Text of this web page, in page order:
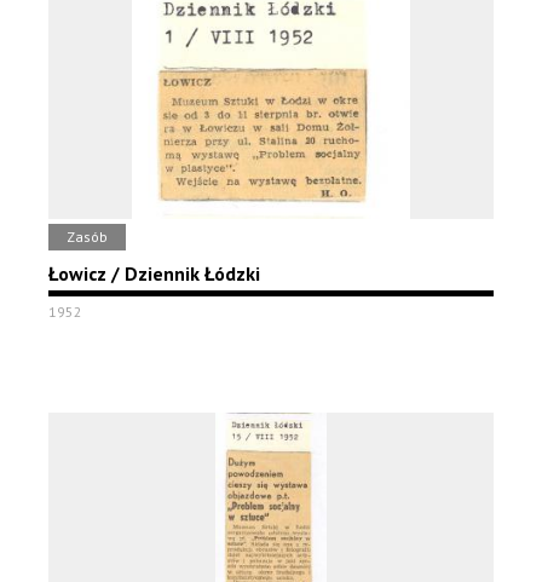
Zasób
Łowicz / Dziennik Łódzki
1952